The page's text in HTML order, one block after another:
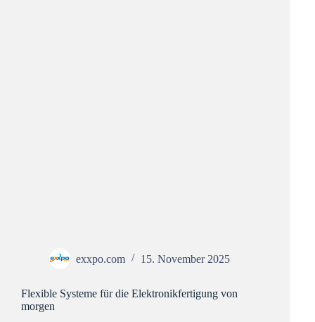
exxpo.com 15. November 2025
Flexible Systeme für die Elektronikfertigung von
morgen